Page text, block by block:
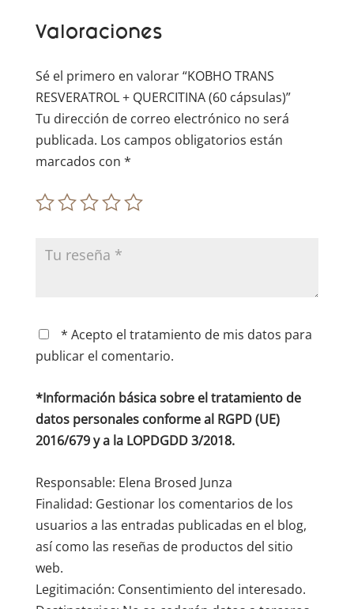
e
:
Valoraciones
Sé el primero en valorar “KOBHO TRANS
RESVERATROL + QUERCITINA (60 cápsulas)”
Tu dirección de correo electrónico no será
publicada. Los campos obligatorios están
marcados con *
* Acepto el tratamiento de mis datos para
publicar el comentario.
*Información básica sobre el tratamiento de
datos personales conforme al RGPD (UE)
2016/679 y a la LOPDGDD 3/2018.
Responsable: Elena Brosed Junza
Finalidad: Gestionar los comentarios de los
usuarios a las entradas publicadas en el blog,
así como las reseñas de productos del sitio
web.
Legitimación: Consentimiento del interesado.